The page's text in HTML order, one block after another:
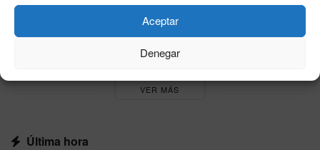
Aceptar
Denegar
Un migrante logra burlar el blindaje de Ceuta y
aterriza en Benzú a bordo de un parapente
VER MÁS
Última hora